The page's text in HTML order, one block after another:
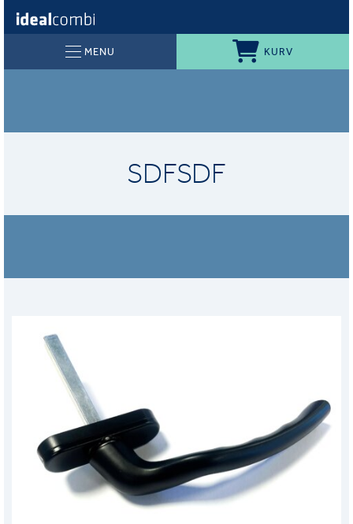
MENU KURV
SDFSDF